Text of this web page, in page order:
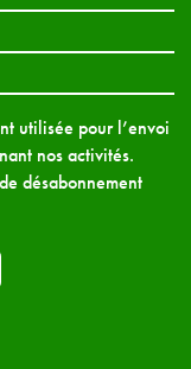
utilisée pour l’envoi
nos activités.
désabonnement